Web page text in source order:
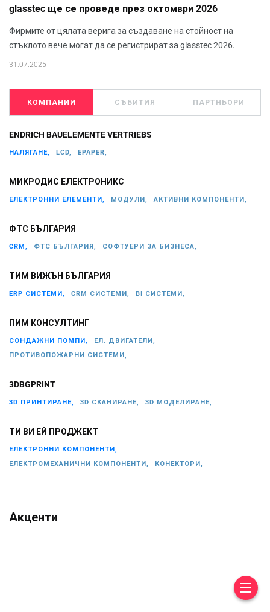
glasstec ще се проведе през октомври 2026
Фирмите от цялата верига за създаване на стойност на
стъклото вече могат да се регистрират за glasstec 2026.
31.07.2025
КОМПАНИИ СЪБИТИЯ ПАРТНЬОРИ
ENDRICH BAUELEMENTE VERTRIEBS
НАЛЯГАНЕ, LCD, EPAPER,
МИКРОДИС ЕЛЕКТРОНИКС
ЕЛЕКТРОННИ ЕЛЕМЕНТИ, МОДУЛИ, АКТИВНИ КОМПОНЕНТИ,
ФТС БЪЛГАРИЯ
CRM, ФТС БЪЛГАРИЯ, СОФТУЕРИ ЗА БИЗНЕСА,
ТИМ ВИЖЪН БЪЛГАРИЯ
ERP СИСТЕМИ, CRM СИСТЕМИ, BI СИСТЕМИ,
ПИМ КОНСУЛТИНГ
СОНДАЖНИ ПОМПИ,
ЕЛ. ДВИГАТЕЛИ,
ПРОТИВОПОЖАРНИ СИСТЕМИ,
3DBGPRINT
3D ПРИНТИРАНЕ, 3D СКАНИРАНЕ, 3D МОДЕЛИРАНЕ,
ТИ ВИ ЕЙ ПРОДЖЕКТ
ЕЛЕКТРОННИ КОМПОНЕНТИ,
ЕЛЕКТРОМЕХАНИЧНИ КОМПОНЕНТИ,
КОНЕКТОРИ,
Акценти